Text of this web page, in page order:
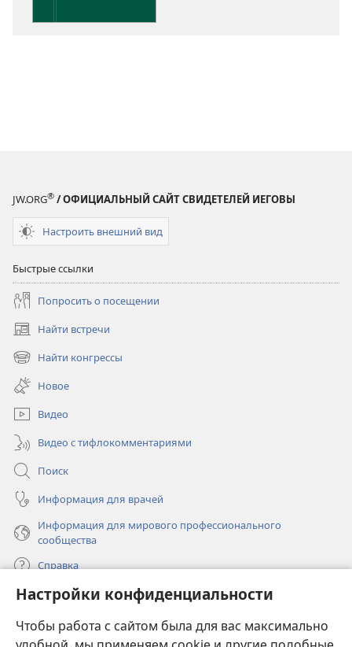
Настройки конфиденциальности
Чтобы работа с сайтом была для вас максимально
JW.ORG® / ОФИЦИАЛЬНЫЙ САЙТ СВИДЕТЕЛЕЙ ИЕГОВЫ
Настроить внешний вид
Быстрые ссылки
Попросить о посещении
Найти встречи
(открывается
в
новом
окне)
Найти конгрессы
(открывается
новом
окне)
Новое
Видео
Видео с тифлокомментариями
Поиск
Информация для врачей
Информация для мирового профессионального
сообщества
Справка
Пожертвования
в
новом